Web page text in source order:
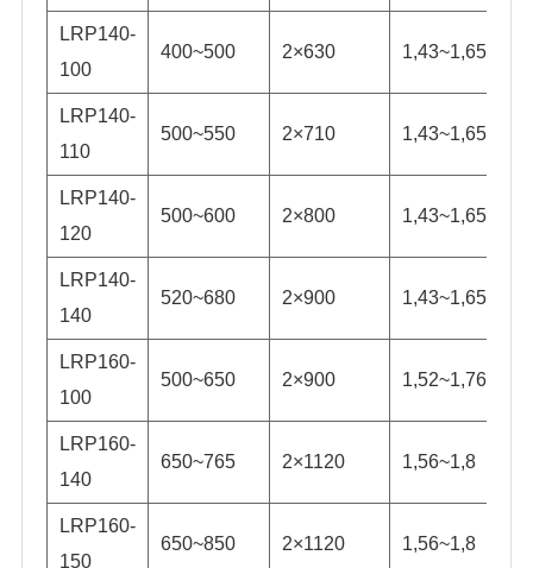
LRP140-
100
400~500 2×630 1,43~1,65
LRP140-
110
500~550 2×710 1,43~1,65
LRP140-
120
500~600 2×800 1,43~1,65
LRP140-
140
520~680 2×900 1,43~1,65
LRP160-
100
500~650 2×900 1,52~1,76
LRP160-
140
650~765 2×1120 1,56~1,8
LRP160-
150
650~850 2×1120 1,56~1,8